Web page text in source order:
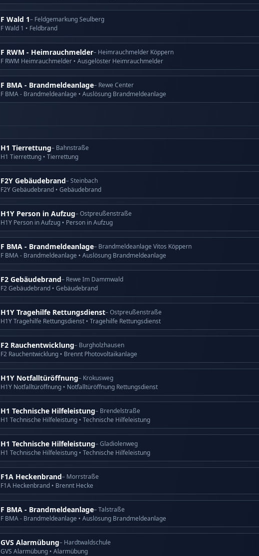
F Wald 1– Feldgemarkung Seulberg
F Wald 1 • Feldbrand
F RWM - Heimrauchmelder– Heimrauchmelder Köppern
F RWM Heimrauchmelder • Ausgelöster Heimrauchmelder
F BMA - Brandmeldeanlage– Rewe Center
F BMA - Brandmeldeanlage • Auslösung Brandmeldeanlage
H1 Tierrettung– Bahnstraße
H1 Tierrettung • Tierrettung
F2Y Gebäudebrand– Steinbach
F2Y Gebäudebrand • Gebäudebrand
H1Y Person in Aufzug– Ostpreußenstraße
H1Y Person in Aufzug • Person in Aufzug
F BMA - Brandmeldeanlage– Brandmeldeanlage Vitos Köppern
F BMA - Brandmeldeanlage • Auslösung Brandmeldeanlage
F2 Gebäudebrand– Rewe Im Dammwald
F2 Gebäudebrand • Gebäudebrand
H1Y Tragehilfe Rettungsdienst– Ostpreußenstraße
H1Y Tragehilfe Rettungsdienst • Tragehilfe Rettungsdienst
F2 Rauchentwicklung– Burgholzhausen
F2 Rauchentwicklung • Brennt Photovoltaikanlage
H1Y Notfalltüröffnung– Krokusweg
H1Y Notfalltüröffnung • Notfalltüröffnung Rettungsdienst
H1 Technische Hilfeleistung– Brendelstraße
H1 Technische Hilfeleistung • Technische Hilfeleistung
H1 Technische Hilfeleistung– Gladiolenweg
H1 Technische Hilfeleistung • Technische Hilfeleistung
F1A Heckenbrand– Morrstraße
F1A Heckenbrand • Brennt Hecke
F BMA - Brandmeldeanlage– Talstraße
F BMA - Brandmeldeanlage • Auslösung Brandmeldeanlage
GVS Alarmübung– Hardtwaldschule
GVS Alarmübung • Alarmübung